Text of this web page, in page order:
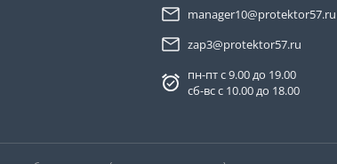
manager10@protektor57.ru
zap3@protektor57.ru
пн-пт с 9.00 до 19.00
сб-вс с 10.00 до 18.00